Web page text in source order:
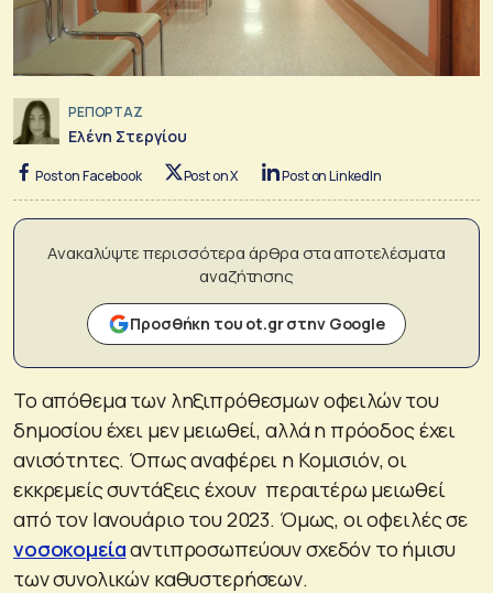
ΡΕΠΟΡΤΑΖ
Ελένη Στεργίου
Post on Facebook Post on X Post on LinkedIn
Ανακαλύψτε περισσότερα άρθρα στα αποτελέσματα
αναζήτησης
Προσθήκη του ot.gr στην Google
Το απόθεμα των ληξιπρόθεσμων οφειλών του
δημοσίου έχει μεν μειωθεί, αλλά η πρόοδος έχει
ανισότητες. Όπως αναφέρει η Κομισιόν, οι
εκκρεμείς συντάξεις έχουν περαιτέρω μειωθεί
από τον Ιανουάριο του 2023. Όμως, οι οφειλές σε
νοσοκομείααντιπροσωπεύουν σχεδόν το ήμισυ
των συνολικών καθυστερήσεων.